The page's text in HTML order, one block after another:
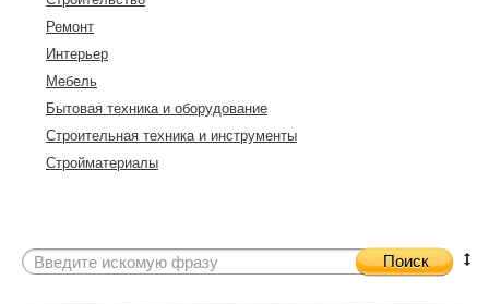
Ремонт
Интерьер
Мебель
Бытовая техника и оборудование
Строительная техника и инструменты
Стройматериалы
Поиск